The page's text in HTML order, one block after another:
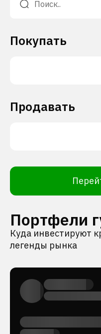
Покупать
Продавать
Портфели
Куда инвестируют
легенды рынка